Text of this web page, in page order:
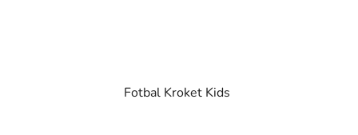
Fotbal Kroket Kids